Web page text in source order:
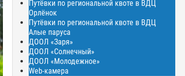
Путёвки по региональной квоте в ВДЦ
Орлёнок
Путёвки по региональной квоте в ВДЦ
Алые паруса
ДООЛ «Заря»
ДООЛ «Солнечный»
ДООЛ «Молодежное»
Web-камера